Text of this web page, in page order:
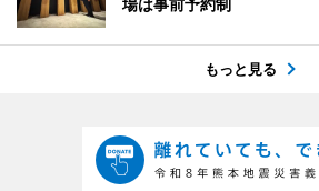
場は事前予約制
もっと見る